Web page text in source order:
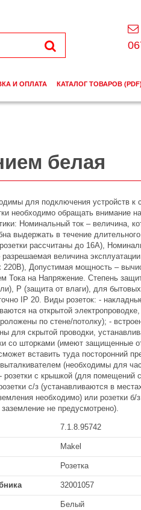
белая
для подключения устройств к
необходимо обращать внимание
Номинальный ток – величина,
выдержать в течение
рассчитаны до 16А),
величина эксплуатации
220В), Допустимая мощность –
Тока на Напряжение. Степень
P (защита от влаги), для бытовых
IP 20. Виды розеток: -
на открытой электропроводке,
по стене/потолку); -
для скрытой проводки,
со шторками (имеют защищенные
вставить туда посторонний
(необходимы для
розетки с крышкой (для помещений
с/з (устанавливаются в
необходимо) или розетки б/
заземление не предусмотрено).
7.1.8.95742
Makel
Розетка
32001057
Белый
И ОПЛАТА КАТАЛОГ ТОВАРОВ (PDF)